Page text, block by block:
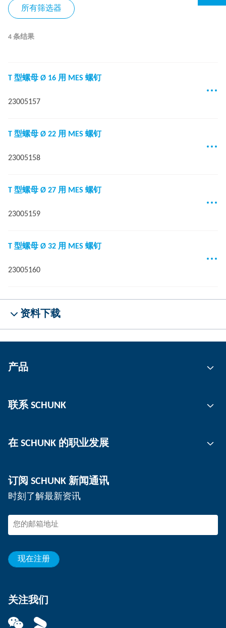
所有筛选器
4 条结果
T 型螺母 Ø 16 用 MES 螺钉
23005157
T 型螺母 Ø 22 用 MES 螺钉
23005158
T 型螺母 Ø 27 用 MES 螺钉
23005159
T 型螺母 Ø 32 用 MES 螺钉
23005160
资料下载
产品
抓取技术
工件夹持
联系 SCHUNK
工作地点
活动
SCHUNK – 检举系统
在 SCHUNK 的职业发展
在 SCHUNK 工作
年轻的专业人员
见习生
订阅 SCHUNK 新闻通讯
时刻了解最新资讯
现在注册
关注我们